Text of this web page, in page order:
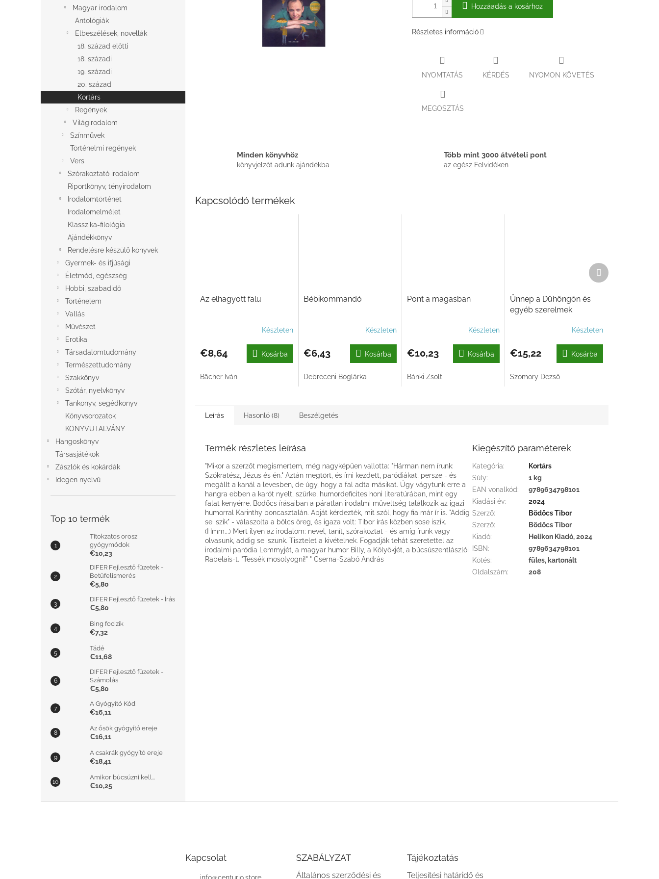
Magyar irodalom
Antológiák
Elbeszélések, novellák
18. század előtti
18. századi
19. századi
20. század
Kortárs
Regények
Világirodalom
Színművek
Történelmi regények
Vers
Szórakoztató irodalom
Riportkönyv, tényirodalom
Irodalomtörténet
Irodalomelmélet
Klasszika-filológia
Ajándékkönyv
Rendelésre készülő könyvek
Gyermek- és ifjúsági
Életmód, egészség
Hobbi, szabadidő
Történelem
Vallás
Művészet
Erotika
Társadalomtudomány
Természettudomány
Szakkönyv
Szótár, nyelvkönyv
Tankönyv, segédkönyv
Könyvsorozatok
KÖNYVUTALVÁNY
Hangoskönyv
Társasjátékok
Zászlók és kokárdák
Idegen nyelvű
Top 10 termék
Titokzatos orosz
gyógymódok
€10,23
DIFER Fejlesztő füzetek -
Betűfelismerés
€5,80
DIFER Fejlesztő füzetek - Írás
€5,80
Bing focizik
€7,32
Tádé
€11,68
DIFER Fejlesztő füzetek -
Számolás
€5,80
A Gyógyító Kód
€16,11
Az ősök gyógyító ereje
€16,11
A csakrák gyógyító ereje
€18,41
Amikor búcsúzni kell...
€10,25
Hozzáadás a kosárhoz
Részletes információ
NYOMTATÁS KÉRDÉS NYOMON KÖVETÉS
MEGOSZTÁS
Minden könyvhöz
könyvjelzőt adunk ajándékba
Több mint 3000 átvételi pont
az egész Felvidéken
Kapcsolódó termékek
Az elhagyott falu
Készleten
€8,64 Kosárba
Bächer Iván
Bébikommandó
Készleten
€6,43 Kosárba
Debreceni Boglárka
Pont a magasban
Készleten
€10,23 Kosárba
Bánki Zsolt
Ünnep a Dühöngőn és
egyéb szerelmek
Készleten
€15,22 Kosárba
Szomory Dezső
Következő
termék
Leírás Hasonló (8) Beszélgetés
Termék részletes leírása
"Mikor a szerzőt megismertem, még nagyképűen vallotta: "Hárman nem írunk:
Szókratész, Jézus és én." Aztán megtört, és írni kezdett, paródiákat, persze - és
megállt a kanál a levesben, de úgy, hogy a fal adta másikat. Úgy vágytunk erre a
hangra ebben a karót nyelt, szürke, humordeficites honi literatúrában, mint egy
falat kenyérre. Bödőcs írásaiban a páratlan irodalmi műveltség találkozik az igazi
humorral Karinthy boncasztalán. Apját kérdezték, mit szól, hogy fia már ír is. "Addig
se iszik" - válaszolta a bölcs öreg, és igaza volt: Tibor írás közben sose iszik.
(Hmm...) Mert ilyen az irodalom: nevel, tanít, szórakoztat - és amíg írunk vagy
olvasunk, addig se iszunk. Tisztelet a kivételnek. Fogadják tehát szeretettel az
irodalmi paródia Lemmyjét, a magyar humor Billy, a Kölyökjét, a búcsúszentlászlói
Rabelais-t. "Tessék mosolyogni!" " Cserna-Szabó András
Kiegészítő paraméterek
Kategória:
Kortárs
Súly:
1 kg
EAN vonalkód:
9789634798101
Kiadási év:
2024
Szerző:
Bödőcs Tibor
Szerző:
Bödőcs Tibor
Kiadó:
Helikon Kiadó, 2024
ISBN:
9789634798101
Kötés:
füles, kartonált
Oldalszám: 208
Kapcsolat SZABÁLYZAT
Általános szerződési és
Tájékoztatás
Teljesítési határidő és